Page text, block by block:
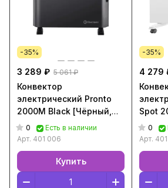
-35%
3 289 ₽ 5 061 ₽
Конвектор
электрический Pronto
2000M Black [Чёрный,
401 006]
0
Есть в наличии
Арт. 401 006
Купить
-35%
4 279
Spot
028]
0
Арт.